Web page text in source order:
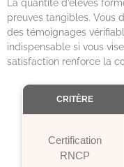
La quantité d’élèves
preuves tangibles. Vous
des témoignages
indispensable si vous
satisfaction renforce la
CRITÈRE
Certification
RNCP